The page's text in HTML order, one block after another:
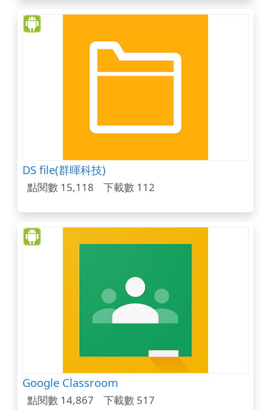
DS file(群暉科技)
點閱數 15,118 下載數 112
Google Classroom
點閱數 14,867 下載數 517